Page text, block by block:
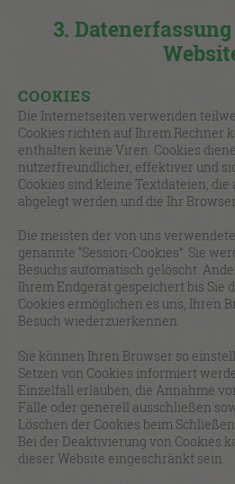
3.
COOKIES
Die Internetseiten verwenden
Cookies richten auf Ihrem Rechner
enthalten keine Viren. Cookies
nutzerfreundlicher, effektiver und
Cookies sind kleine Textdateien, die
abgelegt werden und die Ihr
Die meisten der von uns
genannte “Session-Cookies”. Sie
Besuchs automatisch gelöscht.
Ihrem Endgerät gespeichert bis Sie
Cookies ermöglichen es uns, Ihren
Besuch wiederzuerkennen.
Sie können Ihren Browser so
Setzen von Cookies informiert
Einzelfall erlauben, die Annahme
Fälle oder generell ausschließen
Löschen der Cookies beim
Bei der Deaktivierung von Cookies
dieser Website eingeschränkt sein.